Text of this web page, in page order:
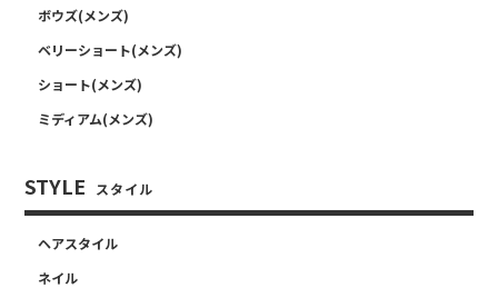
ボウズ(メンズ)
ベリーショート(メンズ)
ショート(メンズ)
ミディアム(メンズ)
STYLE スタイル
ヘアスタイル
ネイル